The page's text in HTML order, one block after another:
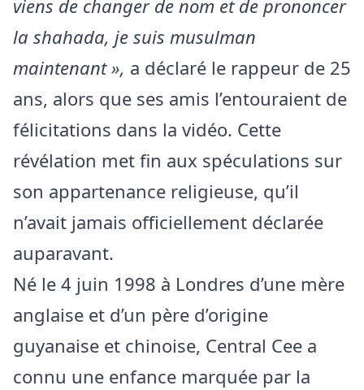
viens de changer de nom et de prononcer
la shahada, je suis musulman
maintenant », a déclaré le rappeur de 25
ans, alors que ses amis l’entouraient de
félicitations dans la vidéo. Cette
révélation met fin aux spéculations sur
son appartenance religieuse, qu’il
n’avait jamais officiellement déclarée
auparavant.
Né le 4 juin 1998 à Londres d’une mère
anglaise et d’un père d’origine
guyanaise et chinoise, Central Cee a
connu une enfance marquée par la